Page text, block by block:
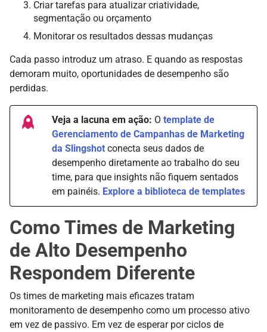
Criar tarefas para atualizar criatividade,
segmentação ou orçamento
Monitorar os resultados dessas mudanças
Cada passo introduz um atraso. E quando as respostas
demoram muito, oportunidades de desempenho são
perdidas.
Veja a lacuna em ação: O template de
Gerenciamento de Campanhas de Marketing
da Slingshot conecta seus dados de
desempenho diretamente ao trabalho do seu
time, para que insights não fiquem sentados
em painéis. Explore a biblioteca de templates
Como Times de Marketing
de Alto Desempenho
Respondem Diferente
Os times de marketing mais eficazes tratam
monitoramento de desempenho como um processo ativo
em vez de passivo. Em vez de esperar por ciclos de